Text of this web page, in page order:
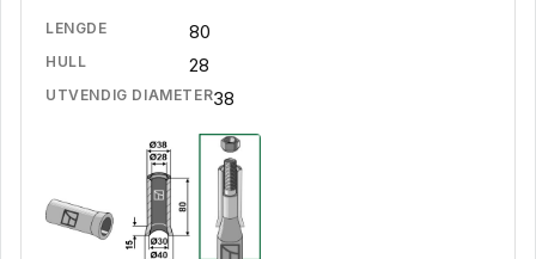
LENGDE 80
HULL 28
UTVENDIG DIAMETER38